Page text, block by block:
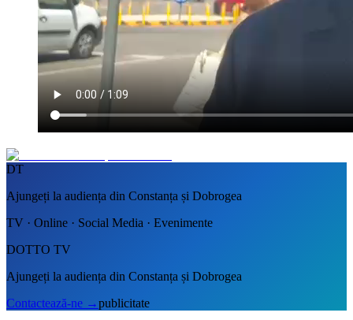
DT
Ajungeți la audiența din Constanța și Dobrogea
TV · Online · Social Media · Evenimente
DOTTO TV
Ajungeți la audiența din Constanța și Dobrogea
Contactează-ne →publicitate